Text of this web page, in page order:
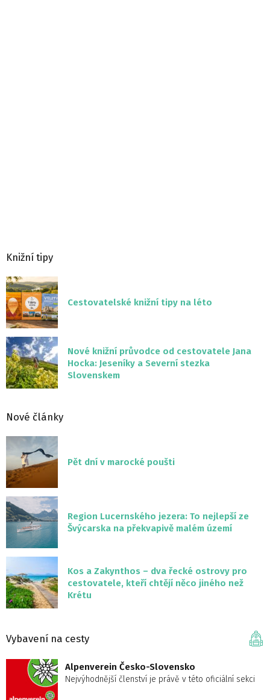
Knižní tipy
Cestovatelské knižní tipy na léto
Nové knižní průvodce od cestovatele Jana
Hocka: Jeseníky a Severní stezka
Slovenskem
Nové články
Pět dní v marocké poušti
Region Lucernského jezera: To nejlepší ze
Švýcarska na překvapivě malém území
Kos a Zakynthos – dva řecké ostrovy pro
cestovatele, kteří chtějí něco jiného než
Krétu
Vybavení na cesty
Alpenverein Česko-Slovensko
Nejvýhodnější členství je právě v této oficiální sekci